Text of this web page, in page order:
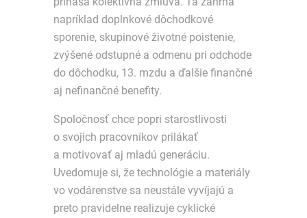
napríklad doplnkové dôchodkové
sporenie, skupinové životné poistenie,
zvýšené odstupné a odmenu pri odchode
do dôchodku, 13. mzdu a ďalšie finančné
aj nefinančné benefity.
Spoločnosť chce popri starostlivosti
o svojich pracovníkov prilákať
a motivovať aj mladú generáciu.
Uvedomuje si, že technológie a materiály
vo vodárenstve sa neustále vyvíjajú a
preto pravidelne realizuje cyklické